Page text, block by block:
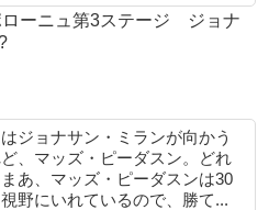
ローニュ第3ステージ ジョナ
ジョナサン・ミランが向かう
、マッズ・ピーダスン。どれ
あ、マッズ・ピーダスンは30
野にいれているので、勝て...